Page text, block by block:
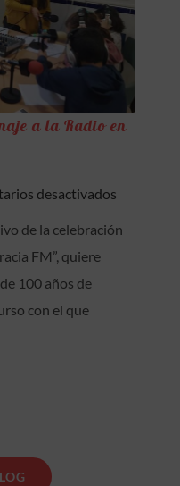
a la Radio en
desactivados
FM”
de la celebración
FM”, quiere
100 años de
con el que